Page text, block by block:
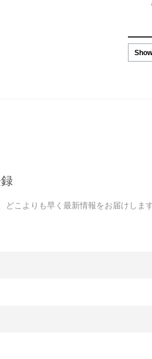
どこよりも早く最新情報をお届けしま